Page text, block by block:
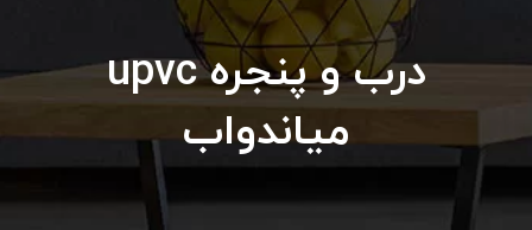
درب و پنجره upvc
میاندواب